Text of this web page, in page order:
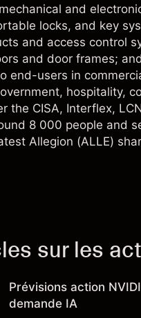
and
locks, and key
and access control
and door frames;
end-users in
hospitality,
the CISA, Interflex,
8 000 people and
Allegion (ALLE)
sur les
Prévisions action
demande IA